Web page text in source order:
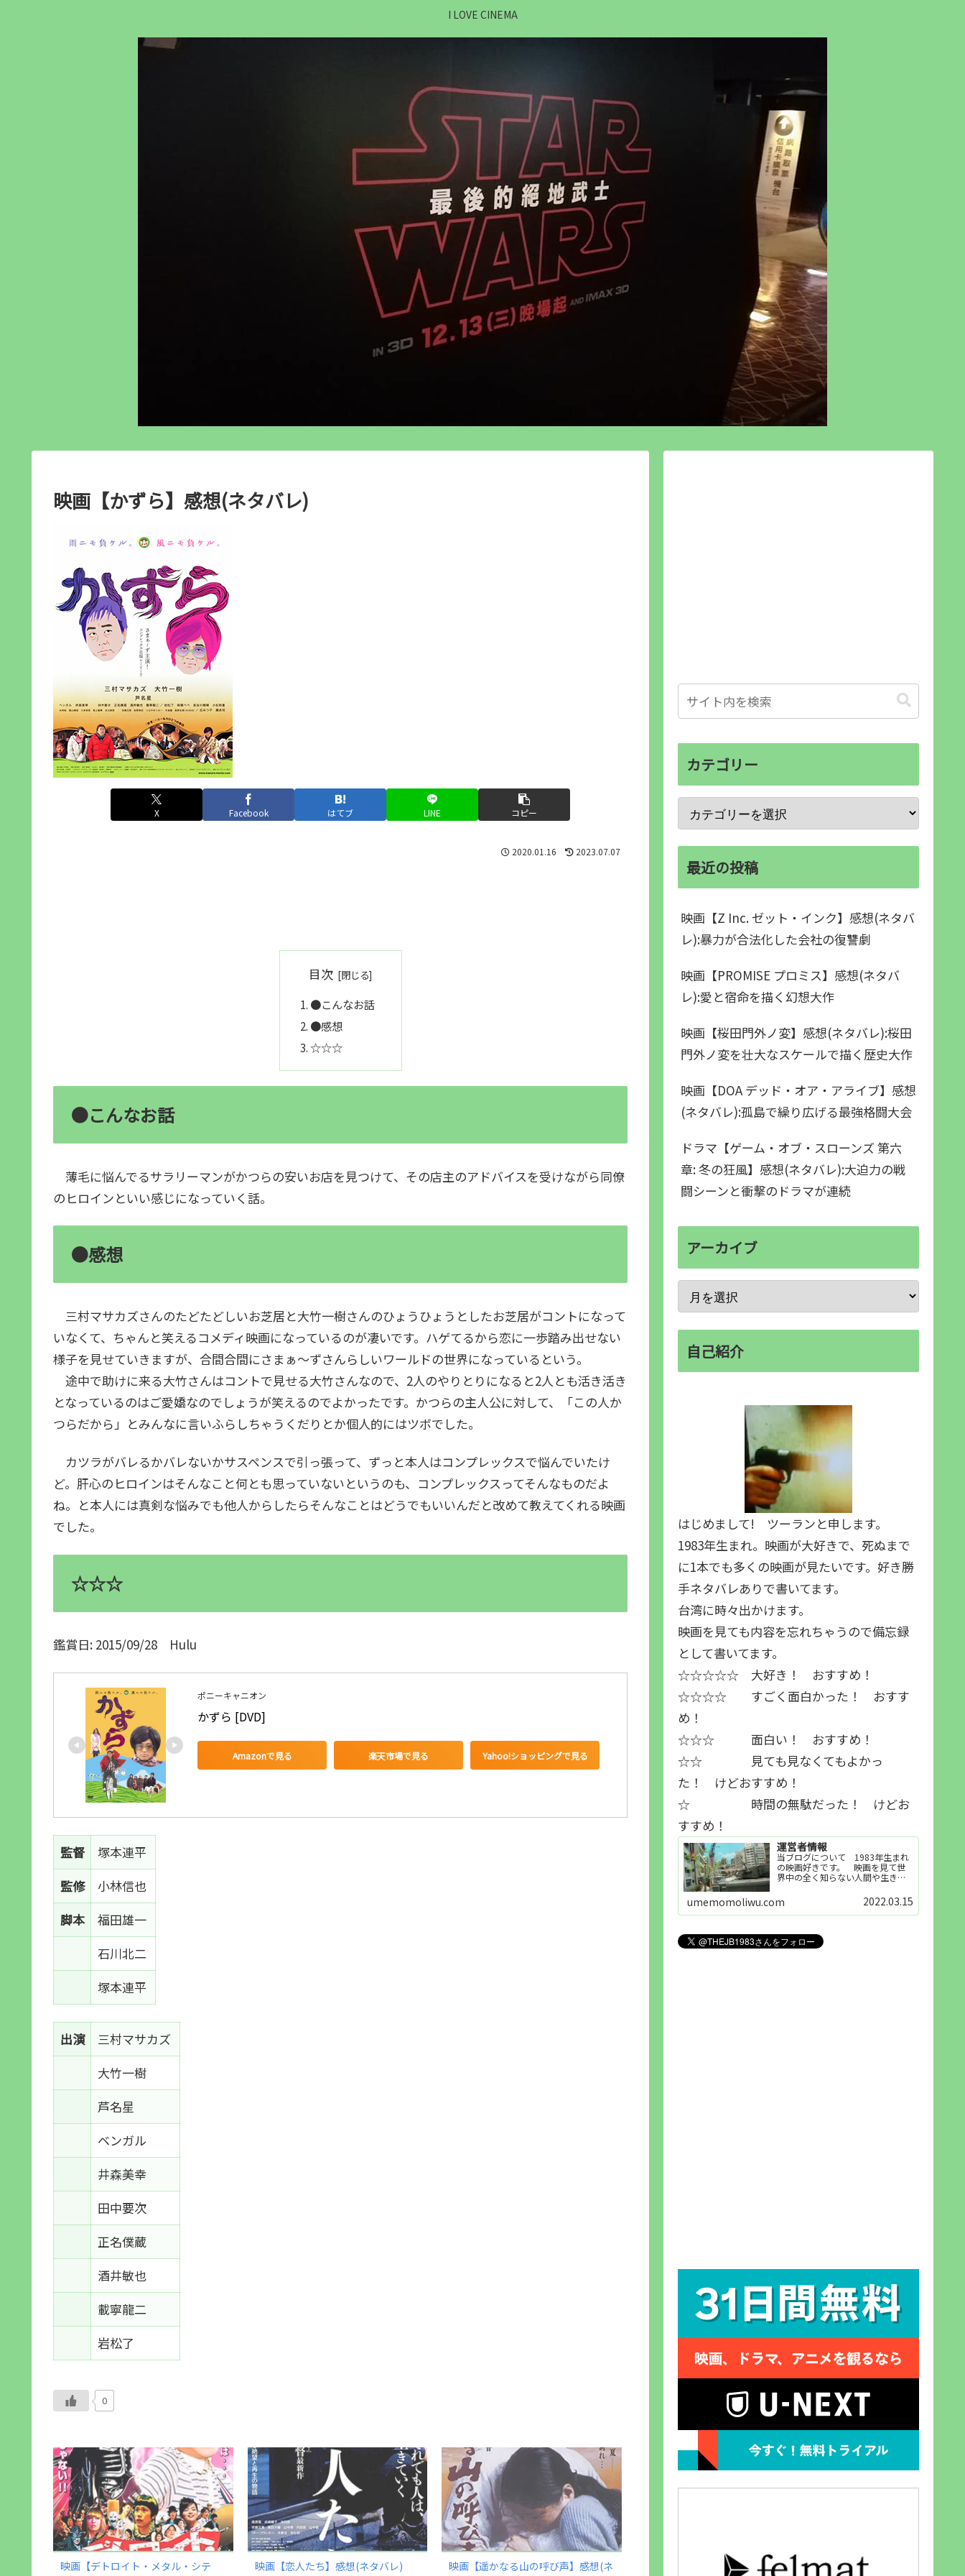
I LOVE CINEMA
映画【かずら】感想(ネタバレ)
X Facebook はてブ LINE コピー
2020.01.16 2023.07.07
目次
●こんなお話
●感想
☆☆☆
●こんなお話
薄毛に悩んでるサラリーマンがかつらの安いお店を見つけて、その店主のアドバイスを受けながら同僚
のヒロインといい感じになっていく話。
●感想
三村マサカズさんのたどたどしいお芝居と大竹一樹さんのひょうひょうとしたお芝居がコントになって
いなくて、ちゃんと笑えるコメディ映画になっているのが凄いです。ハゲてるから恋に一歩踏み出せない
様子を見せていきますが、合間合間にさまぁ～ずさんらしいワールドの世界になっているという。
途中で助けに来る大竹さんはコントで見せる大竹さんなので、2人のやりとりになると2人とも活き活き
となっているのはご愛嬌なのでしょうが笑えるのでよかったです。かつらの主人公に対して、「この人か
つらだから」とみんなに言いふらしちゃうくだりとか個人的にはツボでした。
カツラがバレるかバレないかサスペンスで引っ張って、ずっと本人はコンプレックスで悩んでいたけ
ど。肝心のヒロインはそんなこと何とも思っていないというのも、コンプレックスってそんなものだよ
ね。と本人には真剣な悩みでも他人からしたらそんなことはどうでもいいんだと改めて教えてくれる映画
でした。
☆☆☆
鑑賞日: 2015/09/28 Hulu
ポニーキャニオン
かずら [DVD]
Amazonで見る 楽天市場で見る Yahoo!ショッピングで見る
監督
塚本連平
監修
小林信也
脚本
福田雄一
石川北二
塚本連平
出演
三村マサカズ
大竹一樹
芦名星
ベンガル
井森美幸
田中要次
正名僕蔵
酒井敏也
載寧龍二
岩松了
0
映画【デトロイト・メタル・シテ
映画【恋人たち】感想(ネタバレ)
映画【遥かなる山の呼び声】感想(ネ
カテゴリー
最近の投稿
映画【Z Inc. ゼット・インク】感想(ネタバ
レ):暴力が合法化した会社の復讐劇
映画【PROMISE プロミス】感想(ネタバ
レ):愛と宿命を描く幻想大作
映画【桜田門外ノ変】感想(ネタバレ):桜田
門外ノ変を壮大なスケールで描く歴史大作
映画【DOA デッド・オア・アライブ】感想
(ネタバレ):孤島で繰り広げる最強格闘大会
ドラマ【ゲーム・オブ・スローンズ 第六
章: 冬の狂風】感想(ネタバレ):大迫力の戦
闘シーンと衝撃のドラマが連続
アーカイブ
自己紹介
はじめまして! ツーランと申します。
1983年生まれ。映画が大好きで、死ぬまで
に1本でも多くの映画が見たいです。好き勝
手ネタバレありで書いてます。
台湾に時々出かけます。
映画を見ても内容を忘れちゃうので備忘録
として書いてます。
☆☆☆☆☆ 大好き！ おすすめ！
☆☆☆☆ すごく面白かった！ おすす
め！
☆☆☆ 面白い！ おすすめ！
☆☆ 見ても見なくてもよかっ
た！ けどおすすめ！
☆ 時間の無駄だった！ けどお
すすめ！
運営者情報
当ブログについて 1983年生まれ
の映画好きです。 映画を見て世
界中の全く知らない人間や生き物
世界知らない世界に触れることが
好きで映画を見てます。「映画を
見られれば幸福度を高い」とわか
umemomoliwu.com 2022.03.15